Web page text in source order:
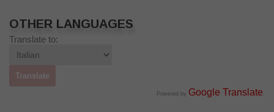
OTHER LANGUAGES
Translate to:
Powered by Google Translate .